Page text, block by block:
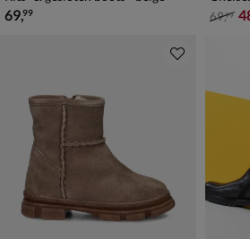
€ 69,99
69,99 van €
69,99